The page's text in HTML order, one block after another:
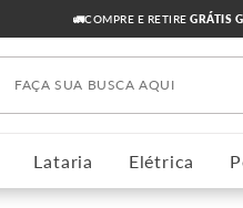
🚛COMPRE E RETIREGRÁTIS
Faça sua busca aqui
Lataria Elétrica